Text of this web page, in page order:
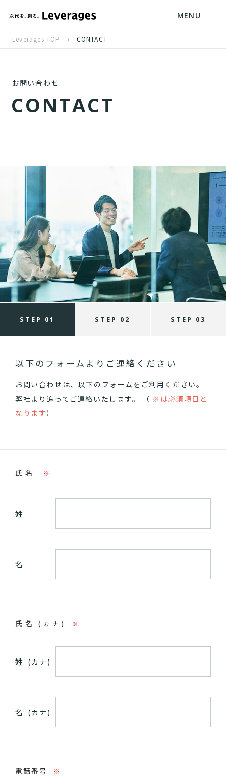
MENU
Leverages TOP CONTACT
お問い合わせ
CONTACT
STEP 01 STEP 02 STEP 03
以下のフォームよりご連絡ください
お問い合わせは、以下のフォームをご利用ください。
弊社より追ってご連絡いたします。 （ ※は必須項目と
なります）
氏名 ※
姓
名
氏名(カナ) ※
姓 (カナ)
名 (カナ)
電話番号 ※